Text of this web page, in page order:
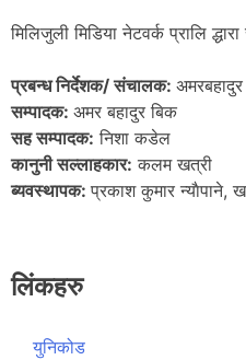
मिलिजुली मिडिया नेटवर्क प्रालि
प्रबन्ध निर्देशक/ संचालक: अमरबहादुर
सम्पादक: अमर बहादुर बिक
सह सम्पादक: निशा कडेल
कानुनी सल्लाहकार: कलम खत्री
ब्यवस्थापक:प्रकाश कुमार न्याैपाने,
लिंकहरु
युनिकोड